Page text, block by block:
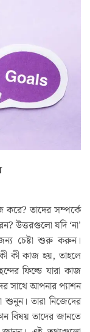
করে? তাদের সম্পর্কে
উত্তরগুলো যদি ‘না’
চেষ্টা শুরু করুন।
কী কাজ হয়, তাহলে
ফিল্ডে যারা কাজ
সাথে আপনার প্যাশন
তারা নিজেদের
বিষয় তাদের জানতে